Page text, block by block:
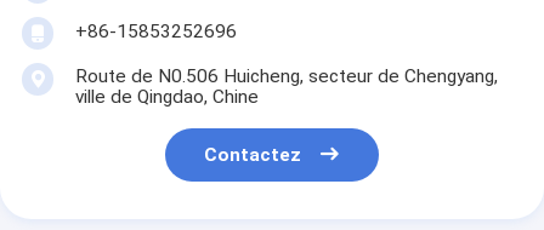
+86-15853252696
Route de N0.506 Huicheng, secteur de Chengyang,
ville de Qingdao, Chine
Contactez